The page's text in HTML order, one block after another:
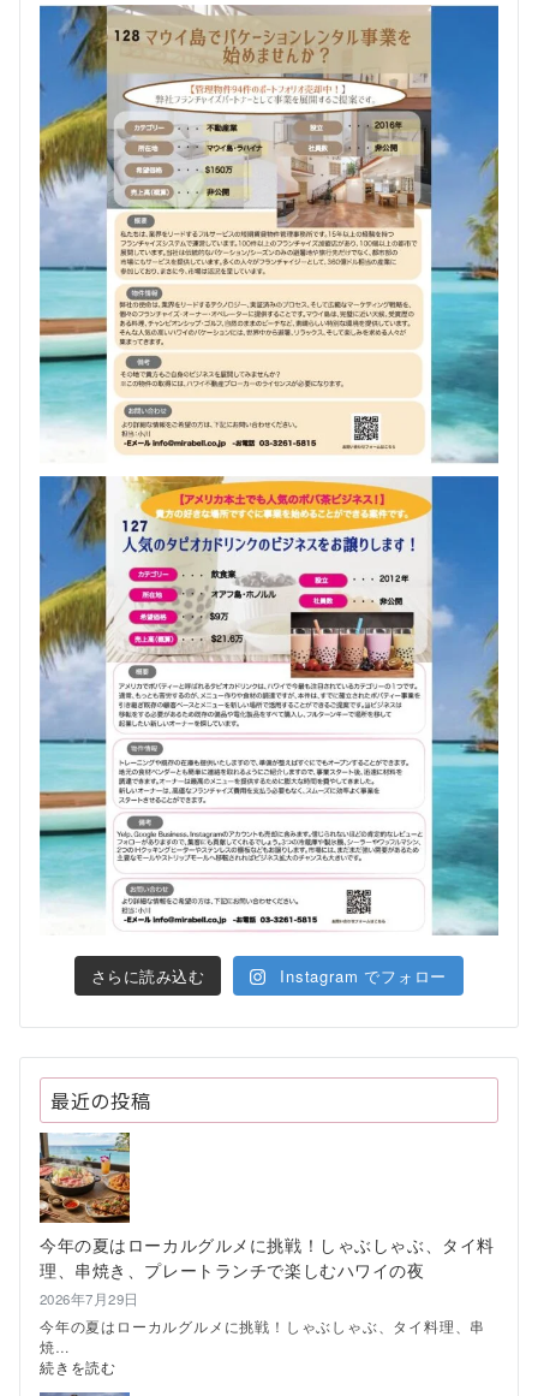
さらに読み込む Instagram でフォロー
最近の投稿
今年の夏はローカルグルメに挑戦！しゃぶしゃぶ、タイ料
理、串焼き、プレートランチで楽しむハワイの夜
2026年7月29日
今年の夏はローカルグルメに挑戦！しゃぶしゃぶ、タイ料理、串
焼…
続きを読む